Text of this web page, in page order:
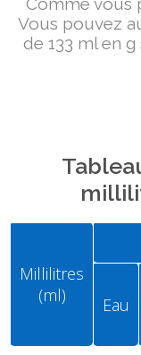
Vous pouvez
de 133 ml en
Millilitres
(ml)
Eau